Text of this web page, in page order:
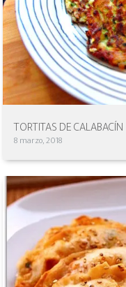
TORTITAS DE CALABACÍN
8 marzo, 2018